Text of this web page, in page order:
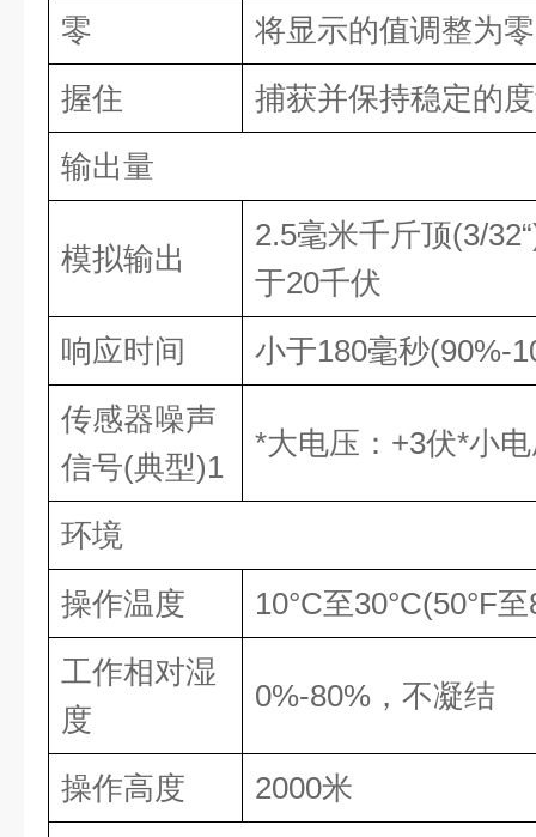
零
将显示的值调整为零
握住
捕获并保持稳定的
输出量
模拟输出
2.5毫米千斤顶(3/
于20千伏
响应时间
小于180毫秒(90%-
传感器噪声
信号(典型)1
*大电压： +3伏*小
环境
操作温度
10°C至30°C(50°F至
工作相对湿
度
0%-80% ，不凝结
操作高度 2000米